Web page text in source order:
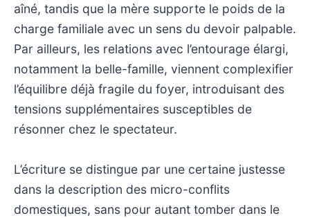
aîné, tandis que la mère supporte le poids de la
charge familiale avec un sens du devoir palpable.
Par ailleurs, les relations avec l’entourage élargi,
notamment la belle-famille, viennent complexifier
l’équilibre déjà fragile du foyer, introduisant des
tensions supplémentaires susceptibles de
résonner chez le spectateur.
L’écriture se distingue par une certaine justesse
dans la description des micro-conflits
domestiques, sans pour autant tomber dans le